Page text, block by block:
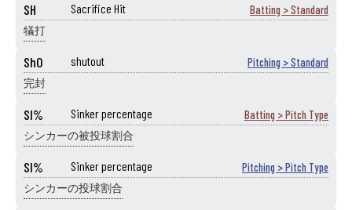
SH Sacrifice Hit Batting > Standard
犠打
ShO shutout Pitching > Standard
完封
SI% Sinker percentage Batting > Pitch Type
シンカーの被投球割合
SI% Sinker percentage Pitching > Pitch Type
シンカーの投球割合